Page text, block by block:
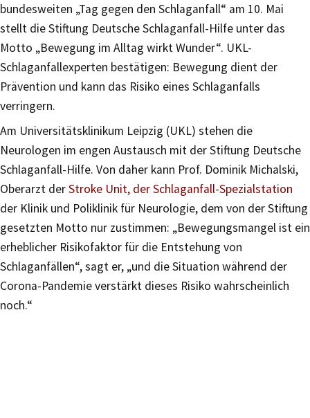
bundesweiten „Tag gegen den Schlaganfall“ am 10. Mai
stellt die Stiftung Deutsche Schlaganfall-Hilfe unter das
Motto „Bewegung im Alltag wirkt Wunder“. UKL-
Schlaganfallexperten bestätigen: Bewegung dient der
Prävention und kann das Risiko eines Schlaganfalls
verringern.
Am Universitätsklinikum Leipzig (UKL) stehen die
Neurologen im engen Austausch mit der Stiftung Deutsche
Schlaganfall-Hilfe. Von daher kann Prof. Dominik Michalski,
Oberarzt derStroke Unit, der Schlaganfall-Spezialstation
der Klinik und Poliklinik für Neurologie, dem von der Stiftung
gesetzten Motto nur zustimmen: „Bewegungsmangel ist ein
erheblicher Risikofaktor für die Entstehung von
Schlaganfällen“, sagt er, „und die Situation während der
Corona-Pandemie verstärkt dieses Risiko wahrscheinlich
noch.“